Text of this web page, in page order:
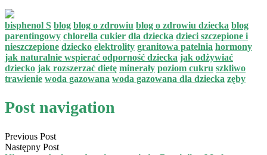
bisphenol S blog blog o zdrowiu blog o zdrowiu dziecka blog
parentingowy chlorella cukier dla dziecka dzieci szczepione i
nieszczepione dziecko elektrolity granitowa patelnia hormony
jak naturalnie wspierać odporność dziecka jak odżywiać
dziecko jak rozszerzać dietę minerały poziom cukru szkliwo
trawienie woda gazowana woda gazowana dla dziecka zęby
Post navigation
Previous Post
Następny Post